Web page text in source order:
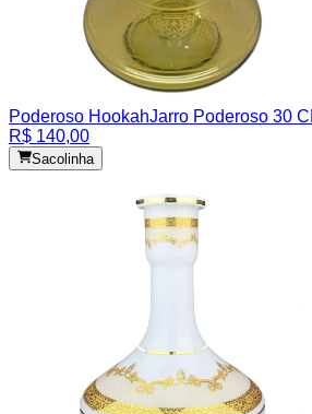
Poderoso HookahJarro Poderoso 30
R$ 140,00
Sacolinha